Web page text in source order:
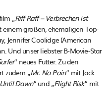
„Riff Raff – Verbrechen ist
großen, ehemaligen Top-
Jennifer Coolidge (American
Und unser liebster B-Movie-Star
“ neues Futter. Zu den
zudem „Mr. No Pain“ mit Jack
Dawn“ und „Flight Risk“ mit